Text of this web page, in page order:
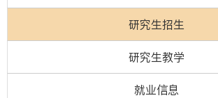
研究生招生
研究生教学
就业信息